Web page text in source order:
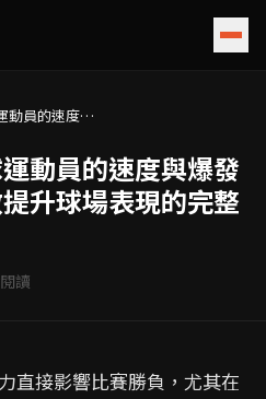
動員的速度與
動員的速度與爆發
升球場表現的完整
讀
直接影響比賽勝負，尤其在